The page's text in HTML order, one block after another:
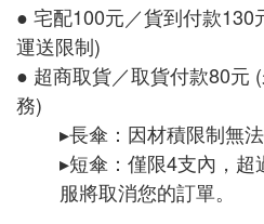
● 宅配100元／貨到付款130
運送限制)
● 超商取貨／取貨付款80元
務)
▸長傘：因材積限制無
▸短傘：僅限4支內，
服將取消您的訂單。